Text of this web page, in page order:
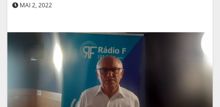
MAI 2, 2022